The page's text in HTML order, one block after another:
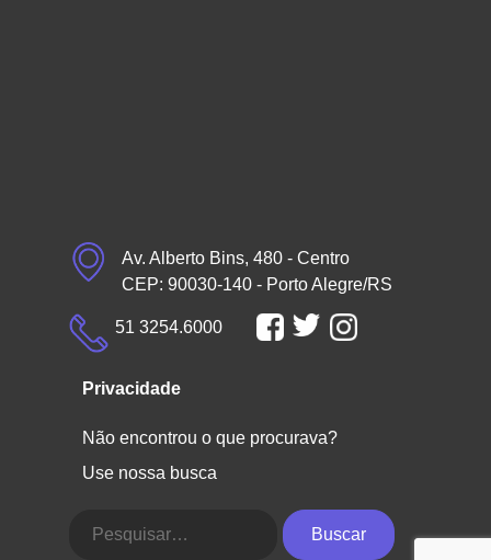
Av. Alberto Bins, 480 - Centro
CEP: 90030-140 - Porto Alegre/RS
51 3254.6000
Privacidade
Não encontrou o que procurava?
Use nossa busca
Buscar